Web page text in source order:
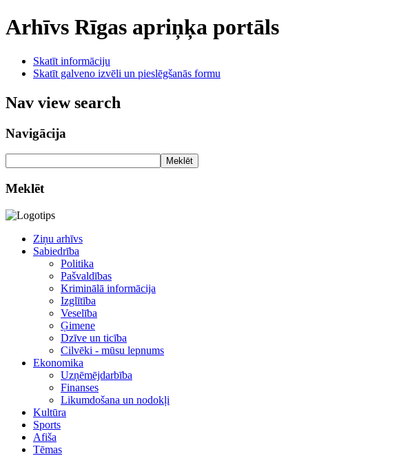
Arhīvs Rīgas apriņķa portāls
Skatīt informāciju
Skatīt galveno izvēli un pieslēgšanās formu
Nav view search
Navigācija
Meklēt
Meklēt
Ziņu arhīvs
Sabiedrība
Politika
Pašvaldības
Kriminālā informācija
Izglītība
Veselība
Ģimene
Dzīve un ticība
Cilvēki - mūsu lepnums
Ekonomika
Uzņēmējdarbība
Finanses
Likumdošana un nodokļi
Kultūra
Sports
Afiša
Tēmas